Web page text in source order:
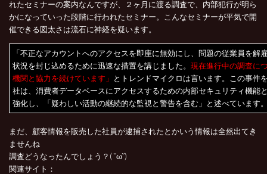
れたセミナーの案内なんですが、２ヶ月に渡る調査で、内部犯行が明ら
かになっていった段階に行われたセミナー。こんなセミナーが平気で開
催できる図太さは流石に神経を疑います。
「不正なアカウントへのアクセスを即座に無効にし、問題の従業員を解
状況を封じ込めるために迅速な措置を講じました。 現在進行中の調査に
機関と協力を続けています」 とトレンドマイクロは言います。この事件
社は、消費者データベースにアクセスするための内部セキュリティ機能
強化し、「疑わしい活動の継続的な監視と警告を含む」と述べています
まだ、顧客情報を販売した社員が逮捕されたとかいう情報は全然出てき
ませんね
調査どうなったんでしょう？( ˘ω˘)
関連サイト：